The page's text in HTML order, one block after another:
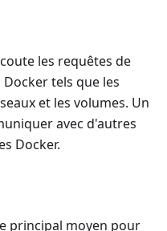
les requêtes de
tels que les
et les volumes. Un
avec d'autres
Docker.
principal moyen pour